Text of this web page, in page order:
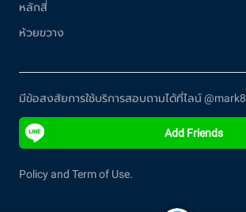
หลักสี่
ห้วยขวาง
Policy and Term of Use.
มีข้อสงสัยการใช้บริการสอบถามได้ที่ไลน์ @mark8
Add Friends